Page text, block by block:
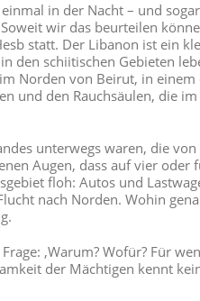
in der Nacht – und
wir das beurteilen
statt. Der Libanon ist ein
den schiitischen Gebieten
Norden von Beirut, in einem
und den Rauchsäulen, die
unterwegs waren, die von
Augen, dass auf vier oder
floh: Autos und
nach Norden. Wohin
‚Warum? Wofür? Für
der Mächtigen kennt